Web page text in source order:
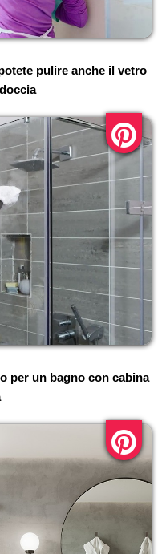
pulire anche il vetro
per un bagno con cabina